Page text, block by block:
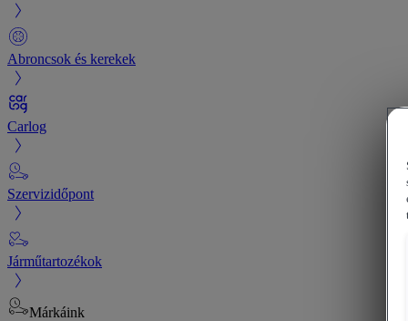
Abroncsok és kerekek
Carlog
Szervizidőpont
Járműtartozékok
Márkáink